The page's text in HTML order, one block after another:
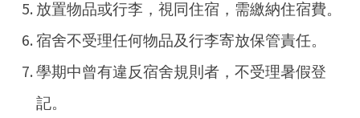
放置物品或行李，視同住宿，需繳納住宿費。
宿舍不受理任何物品及行李寄放保管責任。
學期中曾有違反宿舍規則者，不受理暑假登
記。